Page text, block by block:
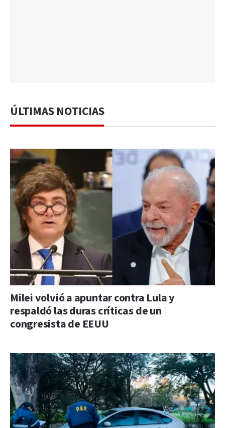
ÚLTIMAS NOTICIAS
Milei volvió a apuntar contra Lula y
respaldó las duras críticas de un
congresista de EEUU